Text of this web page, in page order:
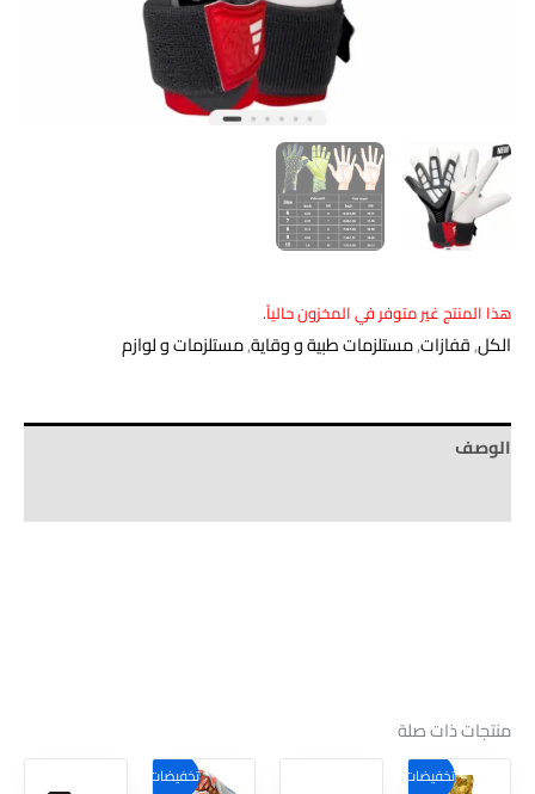
هذا المنتج غير متوفر في المخزون حالياً.
الكل,قفازات,مستلزمات طبية و وقاية,مستلزمات و لوازم
الوصف
منتجات ذات صلة
تخفيضات!
هناك
تخفيضات!
هناك